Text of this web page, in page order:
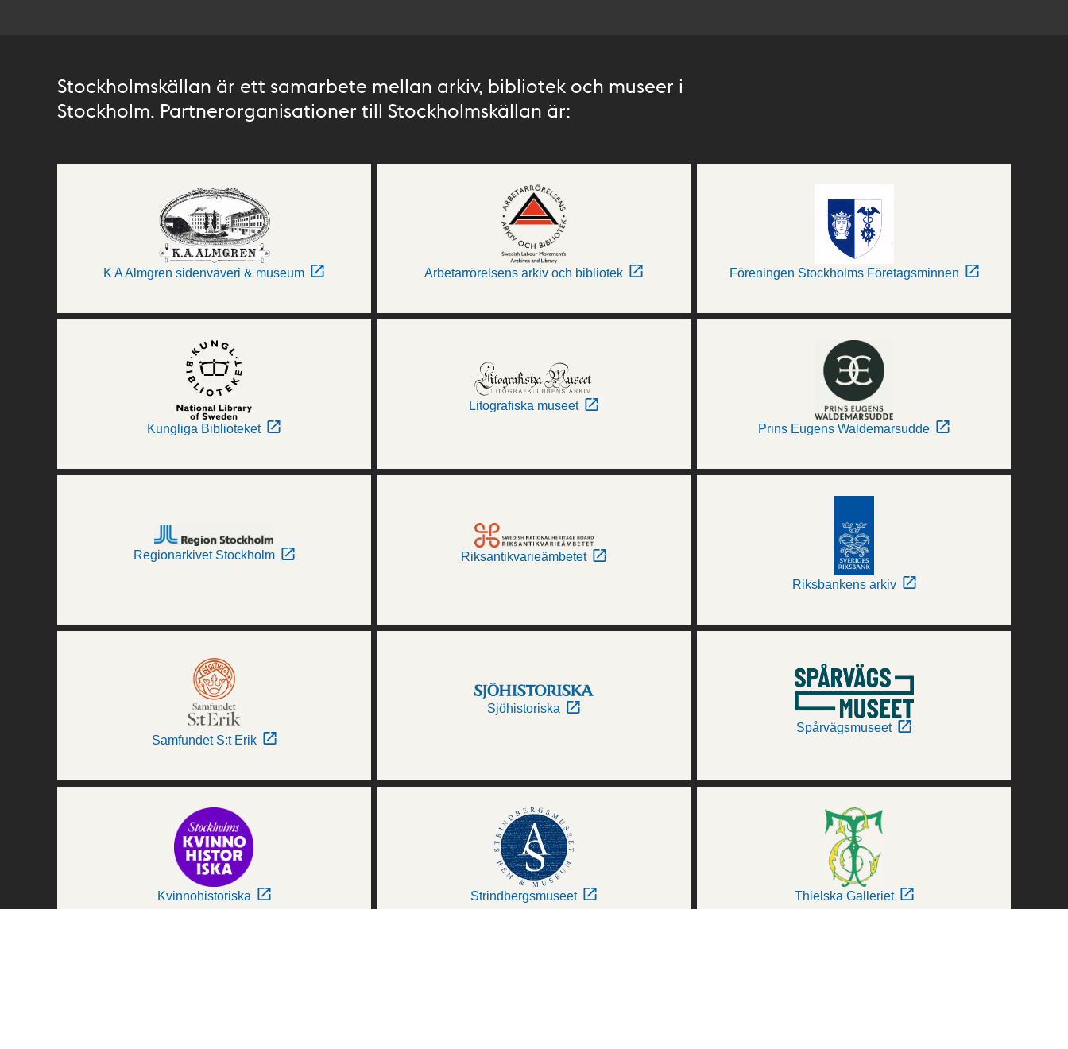
Stockholmskällan är ett samarbete mellan arkiv, bibliotek och museer i
Stockholm. Partnerorganisationer till Stockholmskällan är:
K A Almgren sidenväveri & museum Arbetarrörelsens arkiv och bibliotek Föreningen Stockholms Företagsminnen
Kungliga Biblioteket
Litografiska museet
Prins Eugens Waldemarsudde
Regionarkivet Stockholm Riksantikvarieämbetet
Riksbankens arkiv
Samfundet S:t Erik
Sjöhistoriska
Spårvägsmuseet
Kvinnohistoriska Strindbergsmuseet Thielska Galleriet